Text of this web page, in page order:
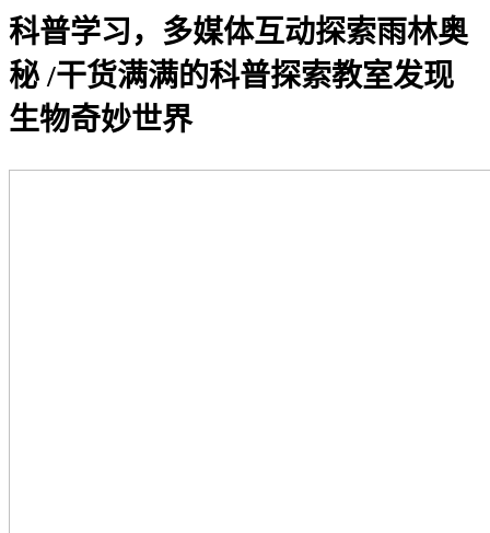
科普学习，多媒体互动探索雨林奥
秘 /干货满满的科普探索教室发现
生物奇妙世界